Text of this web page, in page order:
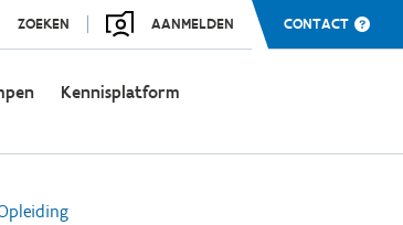
ZOEKEN AANMELDEN CONTACT
Kennisplatform